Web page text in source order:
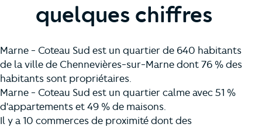
quelques chiffres
Marne - Coteau Sud est un quartier de 640 habitants
de la ville de Chennevières-sur-Marne dont 76 % des
habitants sont propriétaires.
Marne - Coteau Sud est un quartier calme avec 51 %
d'appartements et 49 % de maisons.
Il y a 10 commerces de proximité dont des